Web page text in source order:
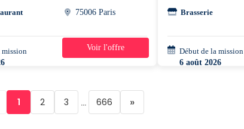
75006 Paris
mission
1 jour
Voir l'offre
Brasserie
Début de la mission
6 août 2026
1 2 3 ... 666 »